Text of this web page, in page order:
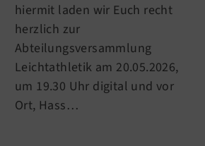
hiermit laden wir Euch recht
herzlich zur
Abteilungsversammlung
Leichtathletik am 20.05.2026,
um 19.30 Uhr digital und vor
Ort, Hass…